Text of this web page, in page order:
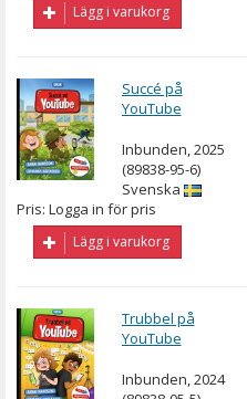
Lägg i varukorg
Succé på
YouTube
Inbunden, 2025
(89838-95-6)
Svenska
Pris: Logga in för pris
Lägg i varukorg
Trubbel på
YouTube
Inbunden, 2024